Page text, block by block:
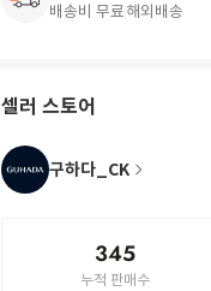
배송비 무료해외배송
셀러 스토어
구하다_CK
345
누적 판매수